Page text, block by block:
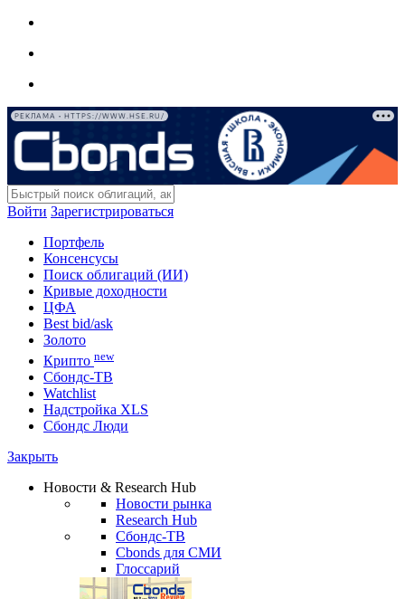
РЕКЛАМА • HTTPS://WWW.HSE.RU/
Войти Зарегистрироваться
Портфель
Консенсусы
Поиск облигаций (ИИ)
Кривые доходности
ЦФА
Best bid/ask
Золото
Крипто new
Сбондс-ТВ
Watchlist
Надстройка XLS
Сбондс Люди
Закрыть
Новости & Research Hub
Новости рынка
Research Hub
Сбондс-ТВ
Cbonds для СМИ
Глоссарий